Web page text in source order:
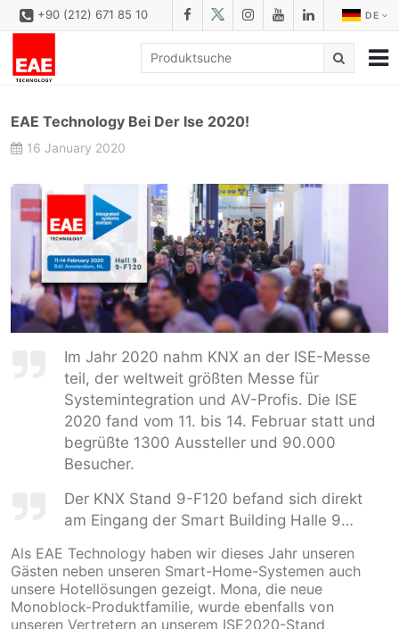
DE
+90 (212) 671 85 10
PRODUKTE
DOWNLOAD
KONFIGURATOR
REFERENZEN
KONTAKT FORMULAR
EAE Technology Bei Der Ise 2020!
16 January 2020
Im Jahr 2020 nahm KNX an der ISE-Messe
teil, der weltweit größten Messe für
Systemintegration und AV-Profis. Die ISE
2020 fand vom 11. bis 14. Februar statt und
begrüßte 1300 Aussteller und 90.000
Besucher.
Der KNX Stand 9-F120 befand sich direkt
am Eingang der Smart Building Halle 9…
Als EAE Technology haben wir dieses Jahr unseren
Gästen neben unseren Smart-Home-Systemen auch
unsere Hotellösungen gezeigt. Mona, die neue
Monoblock-Produktfamilie, wurde ebenfalls von
unseren Vertretern an unserem ISE2020-Stand